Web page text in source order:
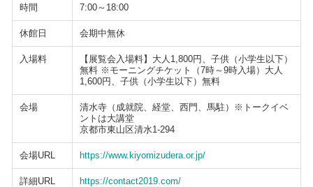
時間 7:00～18:00
休館日 会期中無休
入場料
【展覧会入場料】大人1,800円、子供（小学生以下）
無料 ※モーニングチケット（7時～9時入場）大人
1,600円、子供（小学生以下）無料
会場
清水寺（成就院、経堂、西門、馬駐）※トークイベ
ントは大講堂
京都市東山区清水1-294
会場URL https://www.kiyomizudera.or.jp/
詳細URL https://contact2019.com/